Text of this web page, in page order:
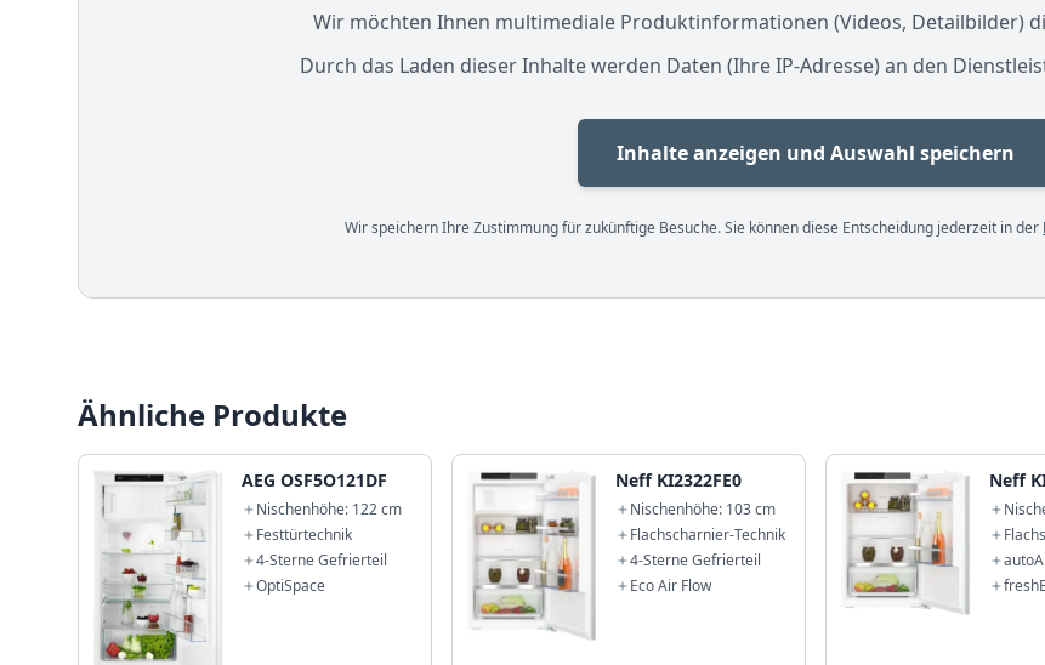
Wir möchten Ihnen multimediale Produktinformationen (Videos, Detailbilder)
Durch das Laden dieser Inhalte werden Daten (Ihre IP-Adresse) an den
Inhalte anzeigen und Auswahl speichern
Wir speichern Ihre Zustimmung für zukünftige Besuche. Sie können diese Entscheidung jederzeit in der
Ähnliche Produkte
AEG OSF5O121DF
Nischenhöhe: 122 cm
Festtürtechnik
4-Sterne Gefrierteil
OptiSpace
Neff KI2322FE0
Nischenhöhe: 103 cm
Flachscharnier-Technik
4-Sterne Gefrierteil
Eco Air Flow
Neff